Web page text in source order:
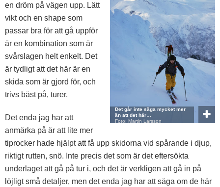
Det går inte säga mycket mer
än att det här…
Foto: Martin Larsson
en dröm på vägen upp. Lätt
vikt och en shape som
passar bra för att gå uppför
är en kombination som är
svårslagen helt enkelt. Det
är tydligt att det här är en
skida som är gjord för, och
trivs bäst på, turer.
Det enda jag har att
anmärka på är att lite mer
tiprocker hade hjälpt att få upp skidorna vid spårande i djup,
riktigt rutten, snö. Inte precis det som är det eftersökta
underlaget att gå på tur i, och det är verkligen att gå in på
löjligt små detaljer, men det enda jag har att säga om de här